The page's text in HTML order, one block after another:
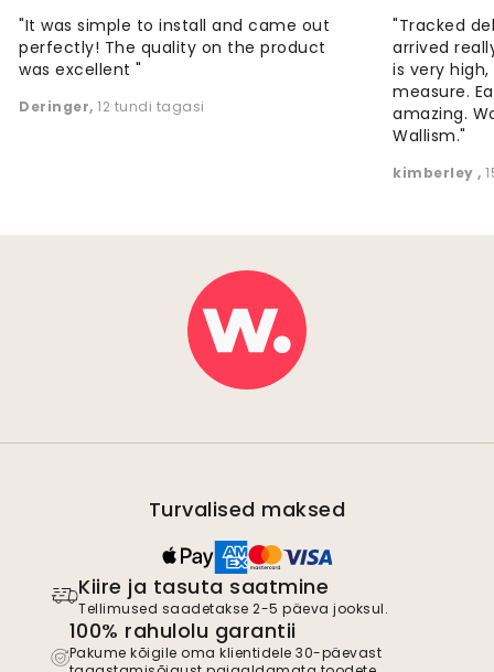
"It was simple to install and came out
perfectly! The quality on the product
was excellent "
Deringer, 12 tundi tagasi
"Tracked
arrived
is very
measure.
amazing.
Wallism."
kimberley,
Turvalised maksed
Kiire ja tasuta saatmine
Tellimused saadetakse 2-5 päeva jooksul.
100% rahulolu garantii
Pakume kõigile oma klientidele 30-päevast